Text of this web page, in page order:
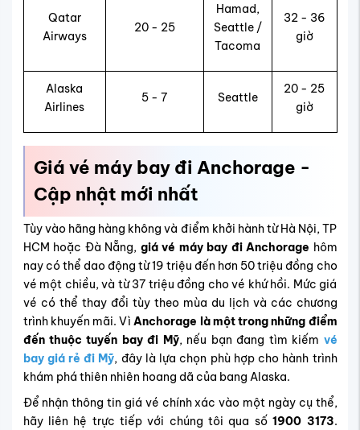
Qatar
Airways
20 - 25
Hamad,
Seattle /
Tacoma
32 - 36
giờ
Alaska
Airlines
5 - 7 Seattle
20 - 25
giờ
Giá vé máy bay đi Anchorage -
Cập nhật mới nhất
Tùy vào hãng hàng không và điểm khởi hành từ Hà Nội, TP
HCM hoặc Đà Nẵng, giá vé máy bay đi Anchorage hôm
nay có thể dao động từ 19 triệu đến hơn 50 triệu đồng cho
vé một chiều, và từ 37 triệu đồng cho vé khứ hồi. Mức giá
vé có thể thay đổi tùy theo mùa du lịch và các chương
trình khuyến mãi. VìAnchorage là một trong những điểm
đến thuộc tuyến bay đi Mỹ, nếu bạn đang tìm kiếm vé
bay giá rẻ đi Mỹ, đây là lựa chọn phù hợp cho hành trình
khám phá thiên nhiên hoang dã của bang Alaska.
Để nhận thông tin giá vé chính xác vào một ngày cụ thể,
hãy liên hệ trực tiếp với chúng tôi qua số1900 3173.